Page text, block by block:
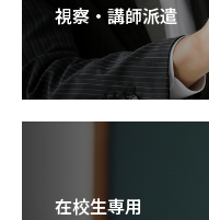
視察・講師派遣
在校生専用